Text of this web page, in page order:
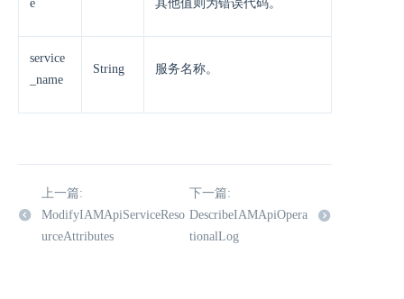
e
其他值则为错误代码。
service
_name
String 服务名称。
上一篇:
ModifyIAMApiServiceReso
urceAttributes
下一篇:
DescribeIAMApiOpera
tionalLog